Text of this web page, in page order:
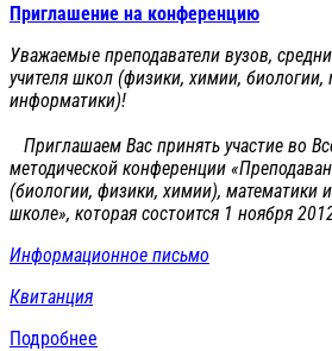
Приглашение на конференцию
Уважаемые преподаватели вузов,
учителя школ (физики, химии, биологии,
информатики)!
Приглашаем Вас принять участие во
методической конференции
(биологии, физики, химии), математики
школе», которая состоится 1 ноября
Информационное письмо
Квитанция
Подробнее